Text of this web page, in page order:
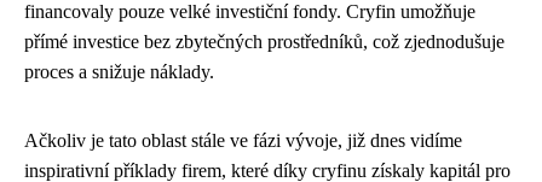
financovaly pouze velké investiční fondy. Cryfin umožňuje
přímé investice bez zbytečných prostředníků, což zjednodušuje
proces a snižuje náklady.
Ačkoliv je tato oblast stále ve fázi vývoje, již dnes vidíme
inspirativní příklady firem, které díky cryfinu získaly kapitál pro